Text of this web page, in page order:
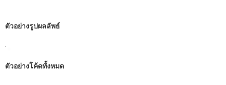
ตัวอย่างรูปผลลัพธ์
ตัวอย่างโค้ดทั้งหมด